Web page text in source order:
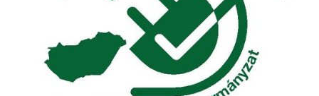
A helyi választási bizottság
A helyi választási bizottság határozatai
Roma Nemzetiségi Önkormányzat